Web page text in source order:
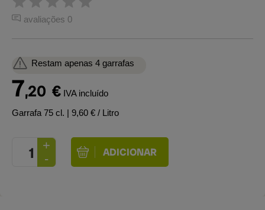
avaliações 0
Restam apenas 4 garrafas
7,20 € IVA incluído
Garrafa 75 cl. | 9,60 € / Litro